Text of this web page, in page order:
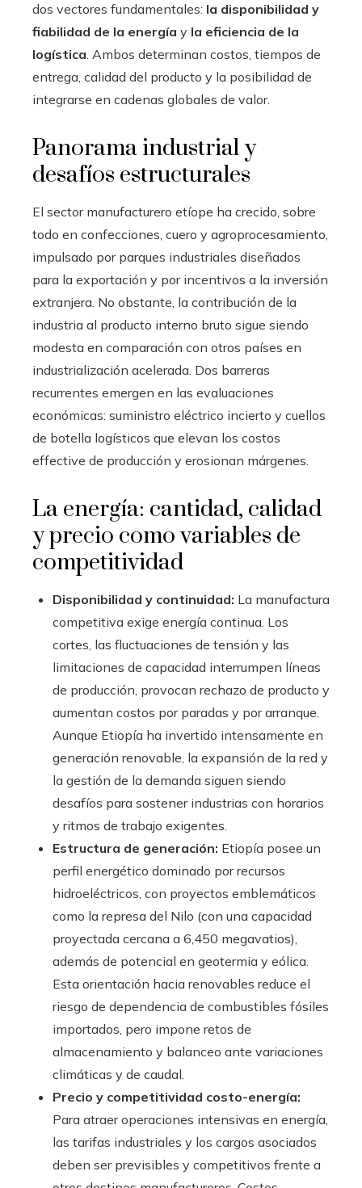
dos vectores fundamentales: la disponibilidad y
fiabilidad de la energía y la eficiencia de la
logística. Ambos determinan costos, tiempos de
entrega, calidad del producto y la posibilidad de
integrarse en cadenas globales de valor.
Panorama industrial y
desafíos estructurales
El sector manufacturero etíope ha crecido, sobre
todo en confecciones, cuero y agroprocesamiento,
impulsado por parques industriales diseñados
para la exportación y por incentivos a la inversión
extranjera. No obstante, la contribución de la
industria al producto interno bruto sigue siendo
modesta en comparación con otros países en
industrialización acelerada. Dos barreras
recurrentes emergen en las evaluaciones
económicas: suministro eléctrico incierto y cuellos
de botella logísticos que elevan los costos
effective de producción y erosionan márgenes.
La energía: cantidad, calidad
y precio como variables de
competitividad
Disponibilidad y continuidad: La manufactura
competitiva exige energía continua. Los
cortes, las fluctuaciones de tensión y las
limitaciones de capacidad interrumpen líneas
de producción, provocan rechazo de producto y
aumentan costos por paradas y por arranque.
Aunque Etiopía ha invertido intensamente en
generación renovable, la expansión de la red y
la gestión de la demanda siguen siendo
desafíos para sostener industrias con horarios
y ritmos de trabajo exigentes.
Estructura de generación: Etiopía posee un
perfil energético dominado por recursos
hidroeléctricos, con proyectos emblemáticos
como la represa del Nilo (con una capacidad
proyectada cercana a 6,450 megavatios),
además de potencial en geotermia y eólica.
Esta orientación hacia renovables reduce el
riesgo de dependencia de combustibles fósiles
importados, pero impone retos de
almacenamiento y balanceo ante variaciones
climáticas y de caudal.
Precio y competitividad costo-energía:
Para atraer operaciones intensivas en energía,
las tarifas industriales y los cargos asociados
deben ser previsibles y competitivos frente a